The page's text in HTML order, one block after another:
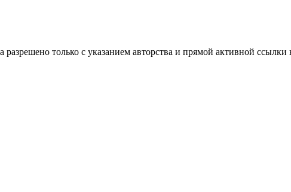
разрешено только с указанием авторства и прямой активной